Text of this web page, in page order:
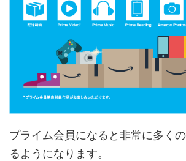
プライム会員になると非常に多く
るようになります。